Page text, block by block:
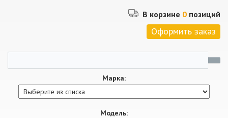
В корзине 0 позиций
Оформить заказ
Марка:
Модель: